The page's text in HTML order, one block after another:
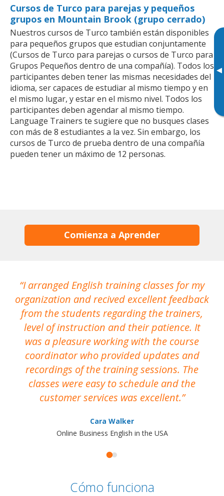
▸
Cursos de Turco para parejas y pequeños
grupos en Mountain Brook (grupo cerrado)
Nuestros cursos de Turco también están disponibles
para pequeños grupos que estudian conjuntamente
(Cursos de Turco para parejas o cursos de Turco para
Grupos Pequeños dentro de una compañía). Todos los
participantes deben tener las mismas necesidades del
idioma, ser capaces de estudiar al mismo tiempo y en
el mismo lugar, y estar en el mismo nivel. Todos los
participantes deben agendar al mismo tiempo.
Language Trainers te sugiere que no busques clases
con más de 8 estudiantes a la vez. Sin embargo, los
cursos de Turco de prueba dentro de una compañía
pueden tener un máximo de 12 personas.
Comienza a Aprender
I arranged English training classes for my
organization and recived excellent feedback
from the students regarding the trainers,
level of instruction and their patience. It
was a pleasure working with the course
coordinator who provided updates and
recordings of the training sessions. The
classes were easy to schedule and the
customer services was excellent.
Cara Walker
Online Business English in the USA
Cómo funciona